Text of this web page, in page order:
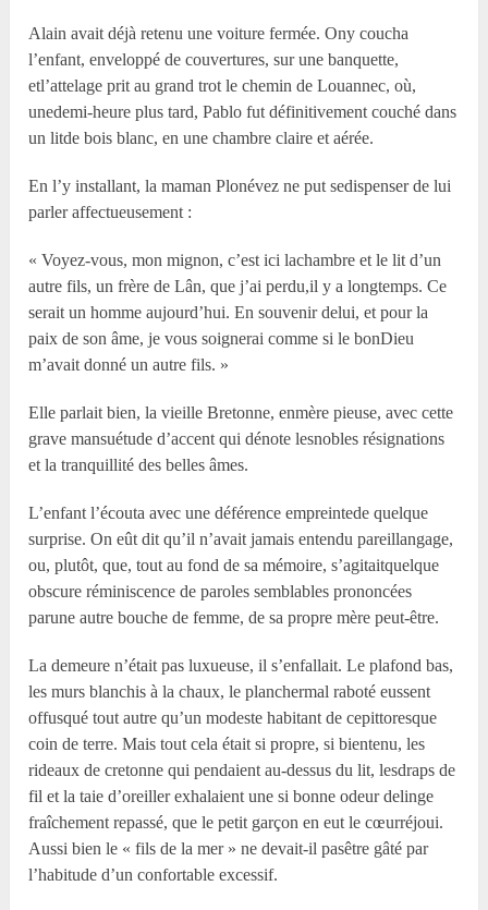
Alain avait déjà retenu une voiture fermée. Ony coucha
l’enfant, enveloppé de couvertures, sur une banquette,
etl’attelage prit au grand trot le chemin de Louannec, où,
unedemi-heure plus tard, Pablo fut définitivement couché dans
un litde bois blanc, en une chambre claire et aérée.
En l’y installant, la maman Plonévez ne put sedispenser de lui
parler affectueusement :
« Voyez-vous, mon mignon, c’est ici lachambre et le lit d’un
autre fils, un frère de Lân, que j’ai perdu,il y a longtemps. Ce
serait un homme aujourd’hui. En souvenir delui, et pour la
paix de son âme, je vous soignerai comme si le bonDieu
m’avait donné un autre fils. »
Elle parlait bien, la vieille Bretonne, enmère pieuse, avec cette
grave mansuétude d’accent qui dénote lesnobles résignations
et la tranquillité des belles âmes.
L’enfant l’écouta avec une déférence empreintede quelque
surprise. On eût dit qu’il n’avait jamais entendu pareillangage,
ou, plutôt, que, tout au fond de sa mémoire, s’agitaitquelque
obscure réminiscence de paroles semblables prononcées
parune autre bouche de femme, de sa propre mère peut-être.
La demeure n’était pas luxueuse, il s’enfallait. Le plafond bas,
les murs blanchis à la chaux, le planchermal raboté eussent
offusqué tout autre qu’un modeste habitant de cepittoresque
coin de terre. Mais tout cela était si propre, si bientenu, les
rideaux de cretonne qui pendaient au-dessus du lit, lesdraps de
fil et la taie d’oreiller exhalaient une si bonne odeur delinge
fraîchement repassé, que le petit garçon en eut le cœurréjoui.
Aussi bien le « fils de la mer » ne devait-il pasêtre gâté par
l’habitude d’un confortable excessif.